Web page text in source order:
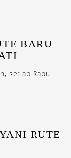
BARU
setiap Rabu
RUTE